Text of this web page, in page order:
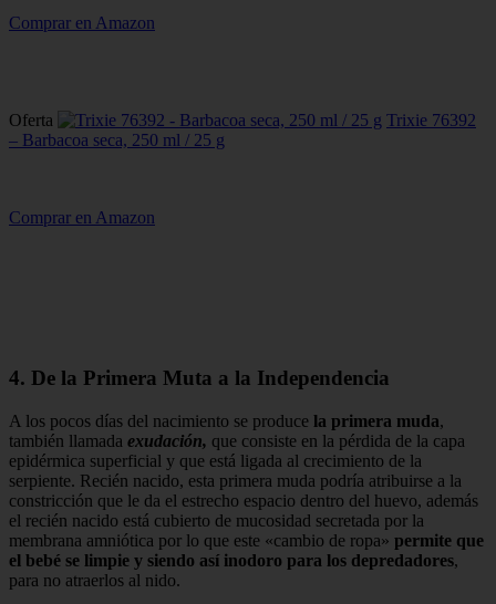
Comprar en Amazon
Oferta
Trixie 76392
– Barbacoa seca, 250 ml / 25 g
Comprar en Amazon
4. De la Primera Muta a la Independencia
A los pocos días del nacimiento se produce la primera muda,
también llamada exudación, que consiste en la pérdida de la capa
epidérmica superficial y que está ligada al crecimiento de la
serpiente. Recién nacido, esta primera muda podría atribuirse a la
constricción que le da el estrecho espacio dentro del huevo, además
el recién nacido está cubierto de mucosidad secretada por la
membrana amniótica por lo que este «cambio de ropa» permite que
el bebé se limpie y siendo así inodoro para los depredadores,
para no atraerlos al nido.